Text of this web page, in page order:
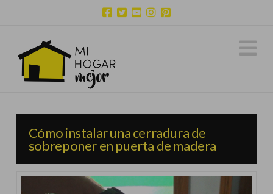
Cómo instalar una cerradura de
sobreponer en puerta de madera